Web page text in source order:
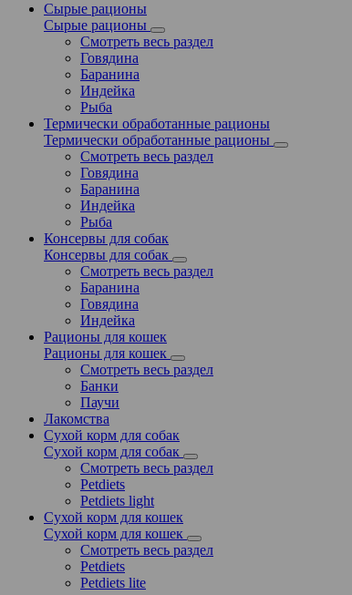
Сырые рационы
Сырые рационы
Смотреть весь раздел
Говядина
Баранина
Индейка
Рыба
Термически обработанные рационы
Термически обработанные рационы
Смотреть весь раздел
Говядина
Баранина
Индейка
Рыба
Консервы для собак
Консервы для собак
Смотреть весь раздел
Баранина
Говядина
Индейка
Рационы для кошек
Рационы для кошек
Смотреть весь раздел
Банки
Паучи
Лакомства
Сухой корм для собак
Сухой корм для собак
Смотреть весь раздел
Petdiets
Petdiets light
Сухой корм для кошек
Сухой корм для кошек
Смотреть весь раздел
Petdiets
Petdiets lite